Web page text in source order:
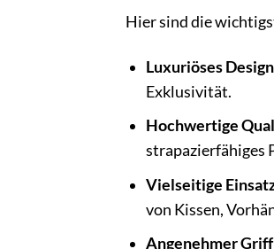
Hier sind die
Luxuriöses
Exklusivität.
Hochwertige
strapazierfähiges
Vielseitige
von Kissen,
Angenehmer